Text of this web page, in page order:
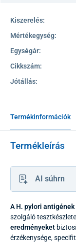
Kiszerelés:
Mértékegység:
Egységár:
Cikkszám:
Jótállás:
Termékinformációk
Termékleírás
AI súhrn
A H. pylori antigének
szolgáló
eredményeket
érzékenysége,